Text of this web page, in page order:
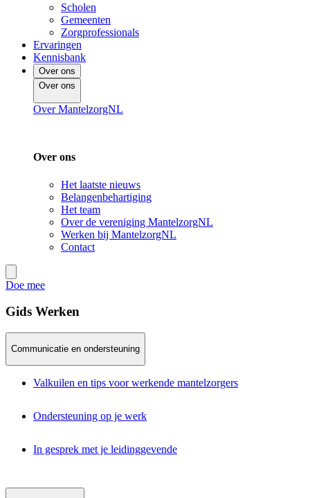
Scholen
Gemeenten
Zorgprofessionals
Ervaringen
Kennisbank
Over ons
Over ons
Over MantelzorgNL
Over ons
Het laatste nieuws
Belangenbehartiging
Het team
Over de vereniging MantelzorgNL
Werken bij MantelzorgNL
Contact
Doe mee
Gids Werken
Communicatie en ondersteuning
Valkuilen en tips voor werkende mantelzorgers
Ondersteuning op je werk
In gesprek met je leidinggevende